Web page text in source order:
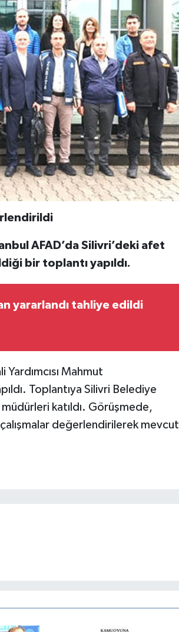
AFAD’da Silivri’deki afet
bir toplantı yapıldı.
yararlandı tahliye edildi
Yardımcısı Mahmut
Toplantıya Silivri Belediye
müdürleri katıldı. Görüşmede,
değerlendirilerek mevcut